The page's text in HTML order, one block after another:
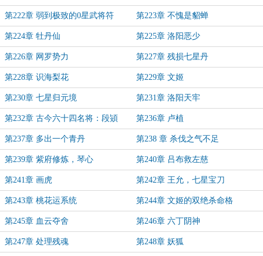
第222章 弱到极致的0星武将符 第223章 不愧是貂蝉
第224章 牡丹仙 第225章 洛阳恶少
第226章 网罗势力 第227章 残损七星丹
第228章 识海梨花 第229章 文姬
第230章 七星归元境 第231章 洛阳天牢
第232章 古今六十四名将：段熲 第236章 卢植
第237章 多出一个青丹 第238 章 杀伐之气不足
第239章 紫府修炼，琴心 第240章 吕布救左慈
第241章 画虎 第242章 王允，七星宝刀
第243章 桃花运系统 第244章 文姬的双绝杀命格
第245章 血云夺舍 第246章 六丁阴神
第247章 处理残魂 第248章 妖狐